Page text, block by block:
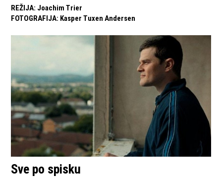
REŽIJA: Joachim Trier
FOTOGRAFIJA: Kasper Tuxen Andersen
Sve po spisku